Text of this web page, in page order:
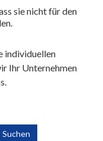
sie nicht für den
individuellen
Ihr Unternehmen